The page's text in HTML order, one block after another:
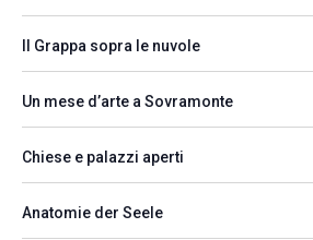
Il Grappa sopra le nuvole
Un mese d’arte a Sovramonte
Chiese e palazzi aperti
Anatomie der Seele